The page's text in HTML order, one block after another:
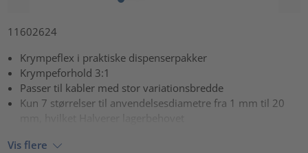
11602624
Krympeflex i praktiske dispenserpakker
Krympeforhold 3:1
Passer til kabler med stor variationsbredde
Kun 7 størrelser til anvendelsesdiametre fra 1 mm til 20
Vis flere